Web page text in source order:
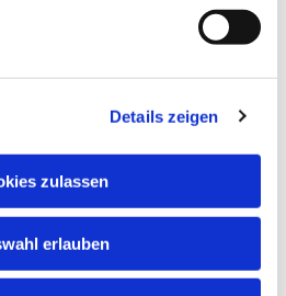
Details zeigen
zulassen
erlauben
Sie auch